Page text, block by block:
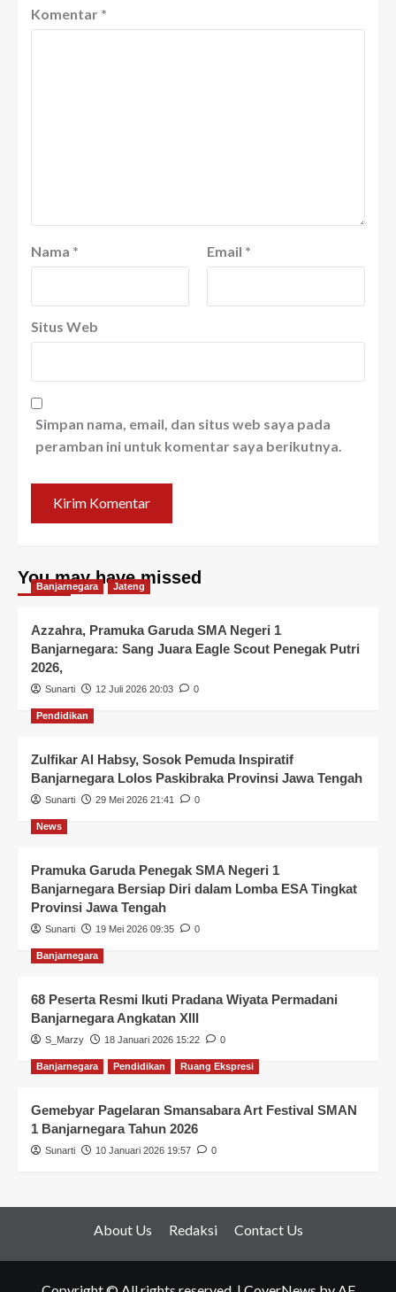
Komentar *
Nama * Email *
Situs Web
Simpan nama, email, dan situs web saya pada
peramban ini untuk komentar saya berikutnya.
You may have missed
Banjarnegara Jateng
Azzahra, Pramuka Garuda SMA Negeri 1
Banjarnegara: Sang Juara Eagle Scout Penegak Putri
2026,
Sunarti 12 Juli 2026 20:03 0
Pendidikan
Zulfikar Al Habsy, Sosok Pemuda Inspiratif
Banjarnegara Lolos Paskibraka Provinsi Jawa Tengah
Sunarti 29 Mei 2026 21:41 0
News
Pramuka Garuda Penegak SMA Negeri 1
Banjarnegara Bersiap Diri dalam Lomba ESA Tingkat
Provinsi Jawa Tengah
Sunarti 19 Mei 2026 09:35 0
Banjarnegara
68 Peserta Resmi Ikuti Pradana Wiyata Permadani
Banjarnegara Angkatan XIII
S_Marzy 18 Januari 2026 15:22 0
Banjarnegara Pendidikan Ruang Ekspresi
Gemebyar Pagelaran Smansabara Art Festival SMAN
1 Banjarnegara Tahun 2026
Sunarti 10 Januari 2026 19:57 0
About Us Redaksi Contact Us